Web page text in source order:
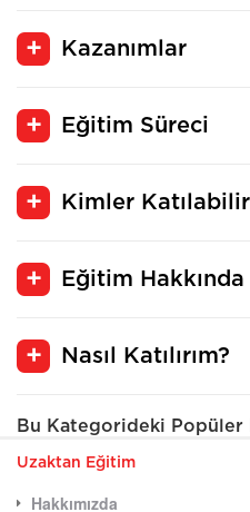
Kazanımlar
Eğitim Süreci
Kimler Katılabilir
Eğitim Hakkında
Nasıl Katılırım?
Bu Kategorideki
Uzaktan Eğitim
Hakkımızda